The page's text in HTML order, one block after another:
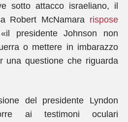
sotto attacco israeliano, il
Robert McNamara rispose
presidente Johnson non
o mettere in imbarazzo
una questione che riguarda
del presidente Lyndon
ai testimoni oculari